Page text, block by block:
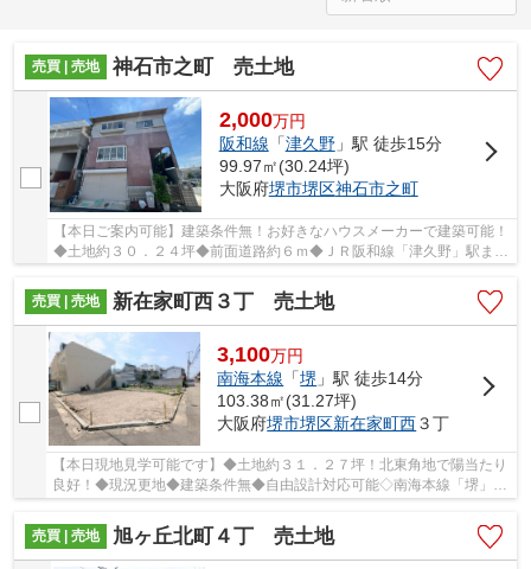
売買 | 売地 神石市之町 売土地
2,000万円
阪和線 「津久野」駅 徒歩15分
99.97㎡(30.24坪)
大阪府堺市堺区神石市之町
【本日ご案内可能】建築条件無！お好きなハウスメーカーで建築可能！
◆土地約３０．２４坪◆前面道路約６ｍ◆ＪＲ阪和線「津久野」駅まで
売買 | 売地
新在家町西３丁 売土地
3,100万円
南海本線 「堺 」駅 徒歩14分
103.38㎡(31.27坪)
大阪府堺市堺区新在家町西３丁
【本日現地見学可能です】◆土地約３１．２７坪！北東角地で陽当たり
良好！◆現況更地◆建築条件無◆自由設計対応可能◇南海本線「堺」駅
売買 | 売地
旭ヶ丘北町４丁 売土地